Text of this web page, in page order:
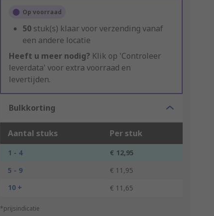
Op voorraad
50 stuk(s) klaar voor verzending vanaf
een andere locatie
Heeft u meer nodig? Klik op 'Controleer
leverdata' voor extra voorraad en
levertijden.
Bulkkorting
Aantal stuks Per stuk
1 - 4
€ 12,95
5 - 9
€ 11,95
10 +
€ 11,65
*prijsindicatie